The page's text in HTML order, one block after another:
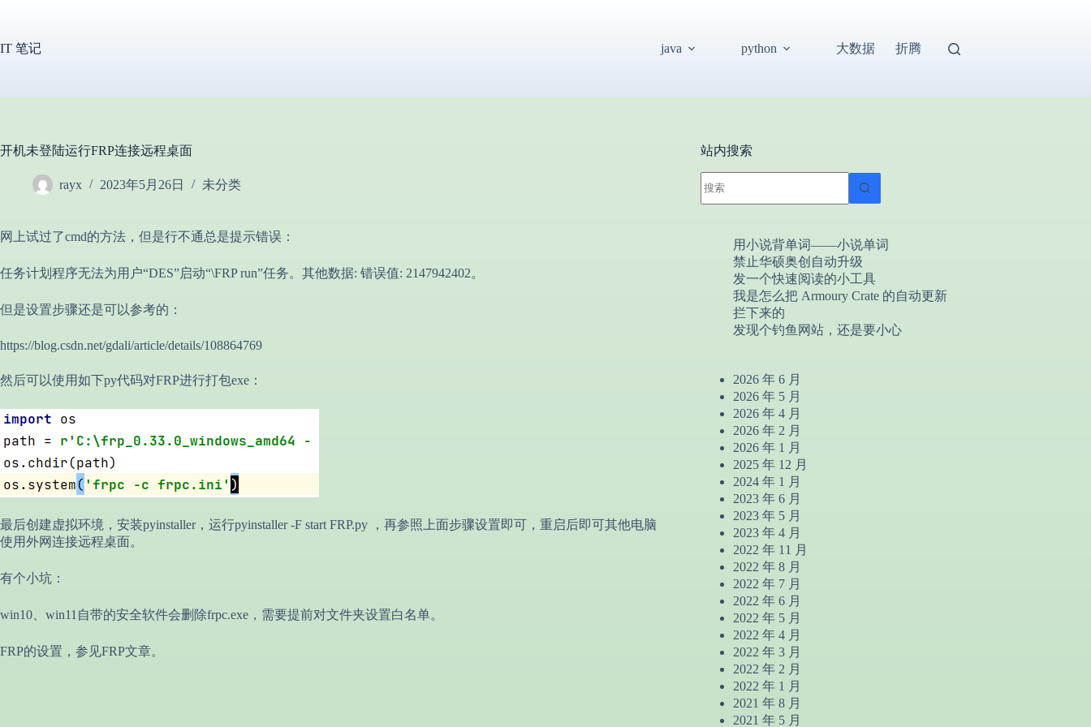
内
IT 笔记 java python 大数据 折腾
开机未登陆运行FRP连接远程桌面
rayx 2023年5月26日 未分类
网上试过了cmd的方法，但是行不通总是提示错误：
任务计划程序无法为用户“DES”启动“\FRP run”任务。其他数据: 错误值: 2147942402。
但是设置步骤还是可以参考的：
https://blog.csdn.net/gdali/article/details/108864769
然后可以使用如下py代码对FRP进行打包exe：
最后创建虚拟环境，安装pyinstaller，运行pyinstaller -F start FRP.py ，再参照上面步骤设置即可，重启后即可其他电脑
使用外网连接远程桌面。
有个小坑：
win10、win11自带的安全软件会删除frpc.exe，需要提前对文件夹设置白名单。
FRP的设置，参见FRP文章。
站内搜索
结
用小说背单词——小说单词
禁止华硕奥创自动升级
发一个快速阅读的小工具
我是怎么把 Armoury Crate 的自动更新
拦下来的
发现个钓鱼网站，还是要小心
2026 年 6 月
2026 年 5 月
2026 年 4 月
2026 年 2 月
2026 年 1 月
2025 年 12 月
2024 年 1 月
2023 年 6 月
2023 年 5 月
2023 年 4 月
2022 年 11 月
2022 年 8 月
2022 年 7 月
2022 年 6 月
2022 年 5 月
2022 年 4 月
2022 年 3 月
2022 年 2 月
2022 年 1 月
2021 年 8 月
2021 年 5 月